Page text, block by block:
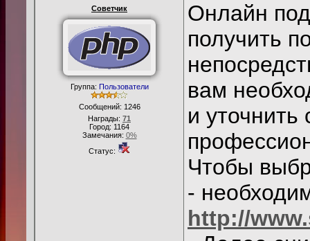
Советчик
Группа: Пользователи
Сообщений: 1246
Награды: 71
Город: 1164
Замечания: 0%
Статус:
Онлайн
получить
вам
и уточнить
Чтобы
-
http://